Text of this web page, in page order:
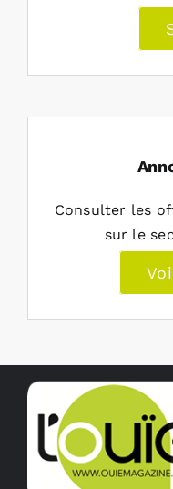
Consulter les
sur le